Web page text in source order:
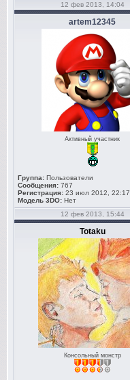
12 фев 2013, 14:04
artem12345
Активный участник
Группа: Пользователи
Сообщения: 767
Регистрация: 23 июл 2012, 22:17
Модель 3DO: Нет
12 фев 2013, 15:44
Totaku
Консольный монстр